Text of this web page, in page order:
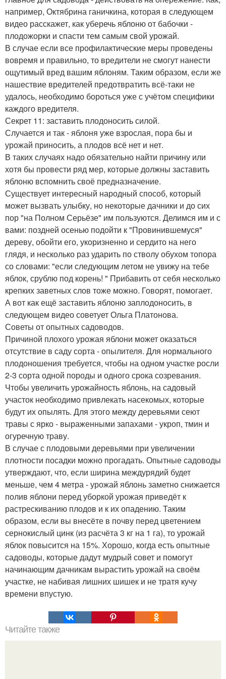
например, Октябрина ганичкина, которая в следующем
видео расскажет, как уберечь яблоню от бабочки -
плодожорки и спасти тем самым свой урожай.
В случае если все профилактические меры проведены
вовремя и правильно, то вредители не смогут нанести
ощутимый вред вашим яблоням. Таким образом, если же
нашествие вредителей предотвратить всё-таки не
удалось, необходимо бороться уже с учётом специфики
каждого вредителя.
Секрет 11: заставить плодоносить силой.
Случается и так - яблоня уже взрослая, пора бы и
урожай приносить, а плодов всё нет и нет.
В таких случаях надо обязательно найти причину или
хотя бы провести ряд мер, которые должны заставить
яблоню вспомнить своё предназначение.
Существует интересный народный способ, который
может вызвать улыбку, но некоторые дачники и до сих
пор "на Полном Серьёзе" им пользуются. Делимся им и с
вами: поздней осенью подойти к "Провинившемуся"
дереву, обойти его, укоризненно и сердито на него
глядя, и несколько раз ударить по стволу обухом топора
со словами: "если следующим летом не увижу на тебе
яблок, срублю под корень! " Прибавить от себя несколько
крепких заветных слов тоже можно. Говорят, помогает.
А вот как ещё заставить яблоню заплодоносить, в
следующем видео советует Ольга Платонова.
Советы от опытных садоводов.
Причиной плохого урожая яблони может оказаться
отсутствие в саду сорта - опылителя. Для нормального
плодоношения требуется, чтобы на одном участке росли
2-3 сорта одной породы и одного срока созревания.
Чтобы увеличить урожайность яблонь, на садовый
участок необходимо привлекать насекомых, которые
будут их опылять. Для этого между деревьями сеют
травы с ярко - выраженными запахами - укроп, тмин и
огуречную траву.
В случае с плодовыми деревьями при увеличении
плотности посадки можно прогадать. Опытные садоводы
утверждают, что, если ширина междурядий будет
меньше, чем 4 метра - урожай яблонь заметно снижается
полив яблони перед уборкой урожая приведёт к
растрескиванию плодов и к их опадению. Таким
образом, если вы внесёте в почву перед цветением
сернокислый цинк (из расчёта 3 кг на 1 га), то урожай
яблок повысится на 15%. Хорошо, когда есть опытные
садоводы, которые дадут мудрый совет и помогут
начинающим дачникам вырастить урожай на своём
участке, не набивая лишних шишек и не тратя кучу
времени впустую.
Читайте также